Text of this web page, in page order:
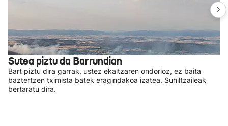
Sutea piztu da Barrundian
Bart piztu dira garrak, ustez ekaitzaren ondorioz, ez baita
baztertzen tximista batek eragindakoa izatea. Suhiltzaileak
bertaratu dira.